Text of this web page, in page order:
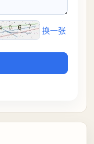
换一张